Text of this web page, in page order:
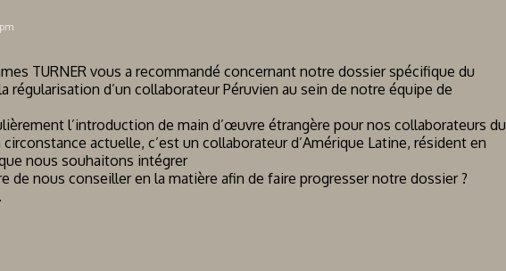
TURNER vous a recommandé concernant notre dossier spécifique du
régularisation d’un collaborateur Péruvien au sein de notre équipe de
l’introduction de main d’œuvre étrangère pour nos collaborateurs du
circonstance actuelle, c’est un collaborateur d’Amérique Latine, résident en
nous souhaitons intégrer
de nous conseiller en la matière afin de faire progresser notre dossier ?